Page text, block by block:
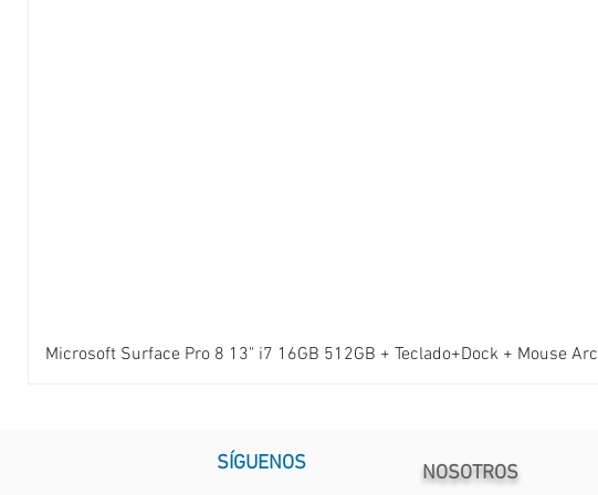
Microsoft Surface Pro 8 13" i7 16GB 512GB + Teclado+Dock + Mouse Arc
SÍGUENOS NOSOTROS